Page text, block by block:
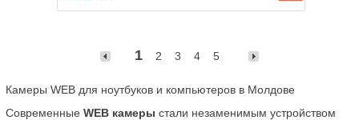
1 2 3 4 5
Камеры WEB для ноутбуков и компьютеров в Молдове
Современные WEB камеры стали незаменимым устройством